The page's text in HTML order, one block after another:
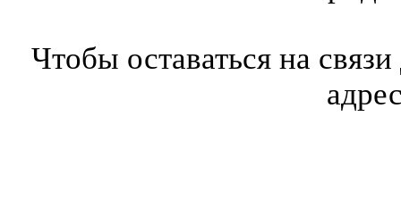
Чтобы оставаться на